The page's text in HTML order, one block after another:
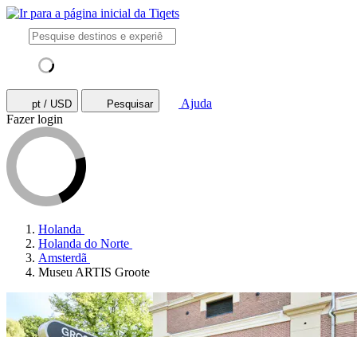
pt / USD Pesquisar
Ajuda
Fazer login
Holanda
Holanda do Norte
Amsterdã
Museu ARTIS Groote